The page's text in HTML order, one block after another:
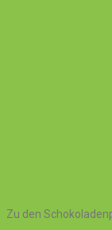
Zu den